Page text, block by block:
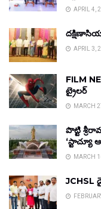
APRIL 4,
APRIL 3,
FILM
ట్రైలర్
MARCH
పొట్టి
‘స్టాచ్యూ
MARCH
JCHSL